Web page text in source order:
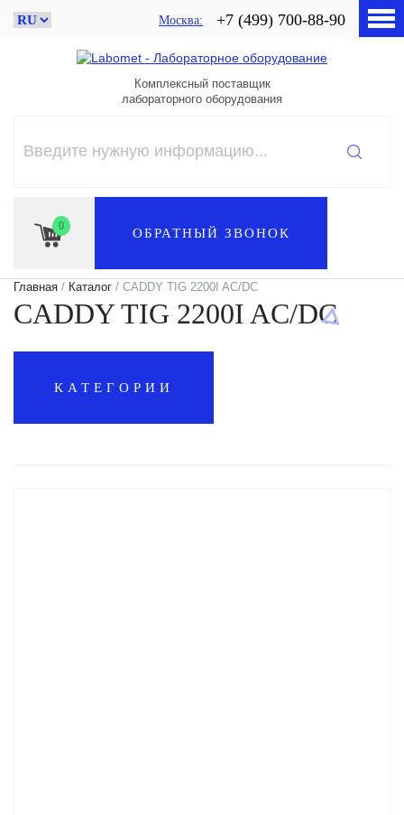
Москва +7 (499) 700-88-90
Комплексный поставщик
лабораторного оборудования
0 ОБРАТНЫЙ ЗВОНОК
Главная / Каталог / CADDY TIG 2200I AC/DC
CADDY TIG 2200I AC/DC
КАТЕГОРИИ